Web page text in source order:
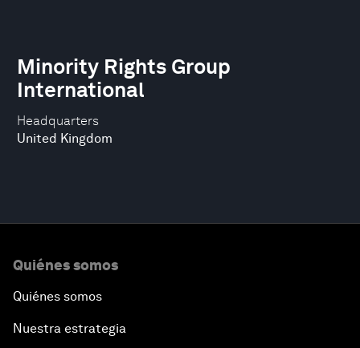
Headquarters
United Kingdom
Minority Rights Group
International
Quiénes somos
Quiénes somos
Nuestra estrategia